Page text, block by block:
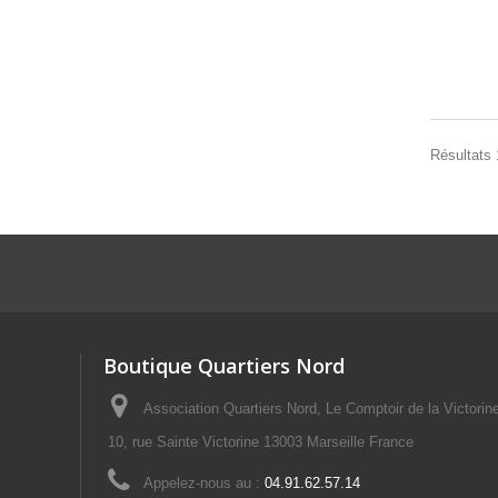
Résultats
Boutique Quartiers Nord
Association Quartiers Nord, Le Comptoir de la
10, rue Sainte Victorine 13003 Marseille France
Appelez-nous au : 04.91.62.57.14